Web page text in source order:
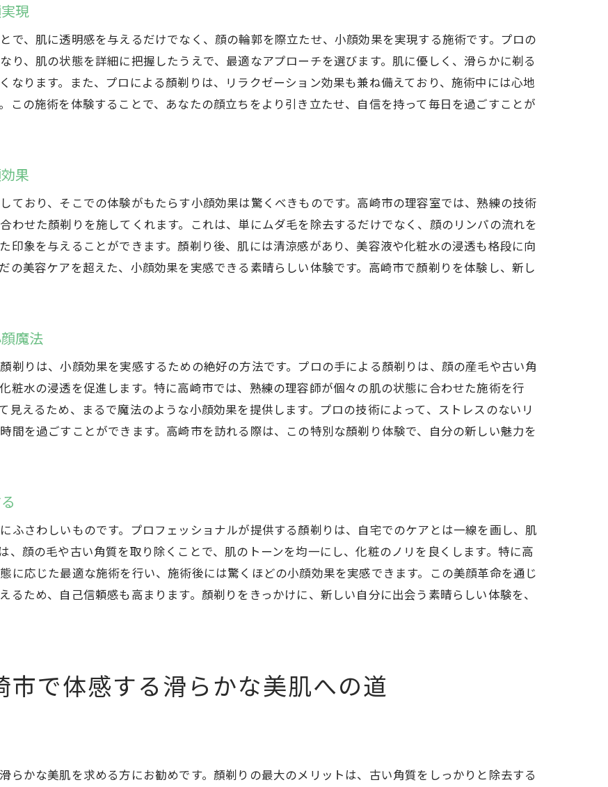
角質ケアが鍵！顏剃りで小顔をかなえる方法
顏剃りで角質除去が小顔へと導く秘密
高崎市で顏剃りがもたらす小顔の鍵は角質除去
顏剃りで実現する小顔効果の裏側にある角質ケア
で得られる美肌と小顔のダブル効果を群馬県高崎市で検証
美肌と小顔、顏剃りで叶えるダブル効果の実証
高崎市で顏剃りがもたらす美と小顔の二重効果
顏剃りが生む、二つの効果の魅力と高崎市での実例
顏剃りが高崎市で提供する美容液浸透力の秘密
美容液効果を高める顏剃り、その秘密を高崎市で
高崎市のプロ施術で感じる美容液浸透力の違い
顏剃りが引き出す美容液の効果を高崎市で体験
美容液が浸透する顏剃り体験の秘密を探る
体験で叶える群馬県高崎市での新しい自分との出会い
新しい自分を発見する顏剃り体験を高崎市で
顏剃りで変わる自分を高崎市で感じる瞬間
高崎市での顏剃りがもたらす新しい自分の発見
の顏剃りサロンでプロが導く肌の滑らかさと小顔効果
顏剃りサロンで実現する滑らかな肌と小顔の体験
現
で、肌に透明感を与えるだけでなく、顔の輪郭を際立たせ、小顔効果を実現する施術です。プロの
り、肌の状態を詳細に把握したうえで、最適なアプローチを選びます。肌に優しく、滑らかに剃る
なります。また、プロによる顏剃りは、リラクゼーション効果も兼ね備えており、施術中には心地
この施術を体験することで、あなたの顔立ちをより引き立たせ、自信を持って毎日を過ごすことが
果
ており、そこでの体験がもたらす小顔効果は驚くべきものです。高崎市の理容室では、熟練の技術
わせた顏剃りを施してくれます。これは、単にムダ毛を除去するだけでなく、顔のリンパの流れを
印象を与えることができます。顏剃り後、肌には清涼感があり、美容液や化粧水の浸透も格段に向
の美容ケアを超えた、小顔効果を実感できる素晴らしい体験です。高崎市で顏剃りを体験し、新し
魔法
剃りは、小顔効果を実感するための絶好の方法です。プロの手による顏剃りは、顔の産毛や古い角
粧水の浸透を促進します。特に高崎市では、熟練の理容師が個々の肌の状態に合わせた施術を行
見えるため、まるで魔法のような小顔効果を提供します。プロの技術によって、ストレスのないリ
間を過ごすことができます。高崎市を訪れる際は、この特別な顏剃り体験で、自分の新しい魅力を
ふさわしいものです。プロフェッショナルが提供する顏剃りは、自宅でのケアとは一線を画し、肌
、顔の毛や古い角質を取り除くことで、肌のトーンを均一にし、化粧のノリを良くします。特に高
に応じた最適な施術を行い、施術後には驚くほどの小顔効果を実感できます。この美顔革命を通じ
ため、自己信頼感も高まります。顏剃りをきっかけに、新しい自分に出会う素晴らしい体験を、
で体感する滑らかな美肌への道
らかな美肌を求める方にお勧めです。顏剃りの最大のメリットは、古い角質をしっかりと除去する